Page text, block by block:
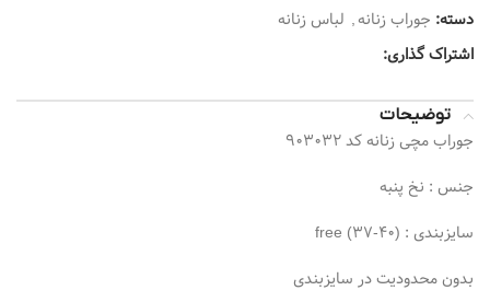
دسته: جوراب زنانه, لباس زنانه
اشتراک گذاری:
توضیحات
جوراب مچی زنانه کد 903032
جنس : نخ پنبه
سایزبندی : free (37-40)
بدون محدودیت در سایزبندی